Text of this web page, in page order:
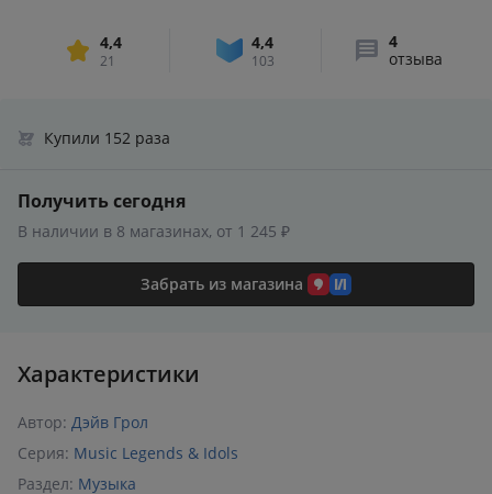
4,4
21
4,4
103
4
отзыва
Купили 152 раза
Получить сегодня
В наличии в 8 магазинах, от 1 245 ₽
Забрать из магазина
Характеристики
Автор: Дэйв Грол
Серия: Music Legends & Idols
Раздел: Музыка